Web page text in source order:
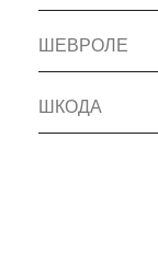
ШЕВРОЛЕ
ШКОДА